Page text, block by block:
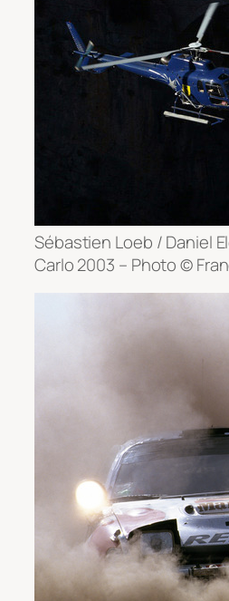
Sébastien Loeb / Daniel
Carlo 2003 – Photo ©